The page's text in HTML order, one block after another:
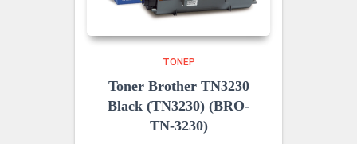
ΤΌΝΕΡ
Toner Brother TN3230
Black (TN3230) (BRO-
TN-3230)